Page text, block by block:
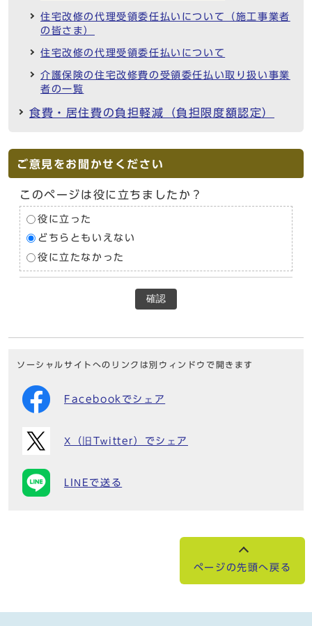
住宅改修の代理受領委任払いについて（施工事業者
の皆さま）
住宅改修の代理受領委任払いについて
介護保険の住宅改修費の受領委任払い取り扱い事業
者の一覧
食費・居住費の負担軽減（負担限度額認定）
ご意見をお聞かせください
このページは役に立ちましたか？
役に立った
どちらともいえない
役に立たなかった
確認
ソーシャルサイトへのリンクは別ウィンドウで開きます
Facebookでシェア
X（旧Twitter）でシェア
LINEで送る
ページの先頭へ戻る